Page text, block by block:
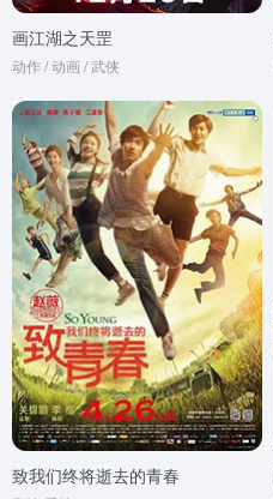
画江湖之天罡
动作 / 动画 / 武侠
致我们终将逝去的青春